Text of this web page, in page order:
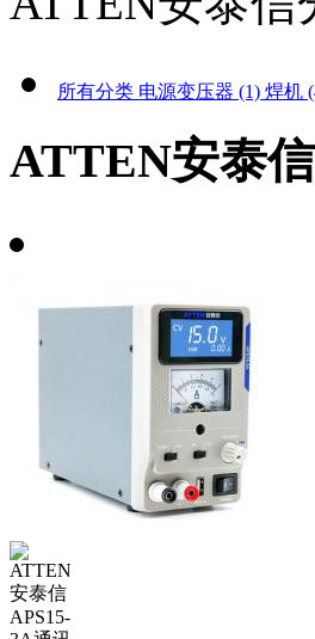
所有分类 电源变压器 (1) 焊机
ATTEN安泰